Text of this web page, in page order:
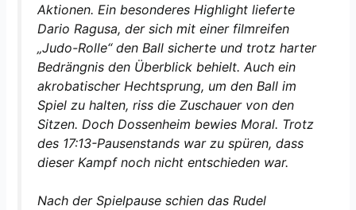
Aktionen. Ein besonderes Highlight lieferte
Dario Ragusa, der sich mit einer filmreifen
„Judo-Rolle“ den Ball sicherte und trotz harter
Bedrängnis den Überblick behielt. Auch ein
akrobatischer Hechtsprung, um den Ball im
Spiel zu halten, riss die Zuschauer von den
Sitzen. Doch Dossenheim bewies Moral. Trotz
des 17:13-Pausenstands war zu spüren, dass
dieser Kampf noch nicht entschieden war.
Nach der Spielpause schien das Rudel